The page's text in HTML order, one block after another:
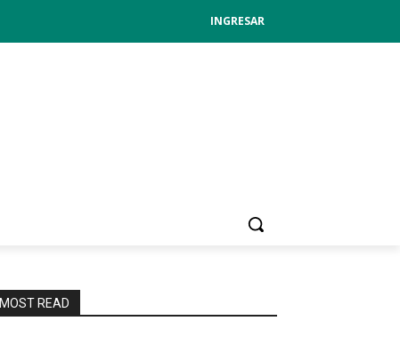
INGRESAR
MOST READ